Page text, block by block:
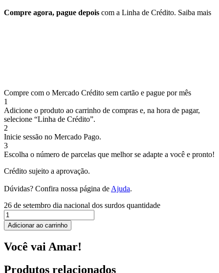
Compre agora, pague depois com a Linha de Crédito. Saiba mais
Compre com o Mercado Crédito sem cartão e pague por mês
1
Adicione o produto ao carrinho de compras e, na hora de pagar,
selecione “Linha de Crédito”.
2
Inicie sessão no Mercado Pago.
3
Escolha o número de parcelas que melhor se adapte a você e pronto!
Crédito sujeito a aprovação.
Dúvidas? Confira nossa página de Ajuda.
26 de setembro dia nacional dos surdos quantidade
Adicionar ao carrinho
Você vai Amar!
Produtos relacionados